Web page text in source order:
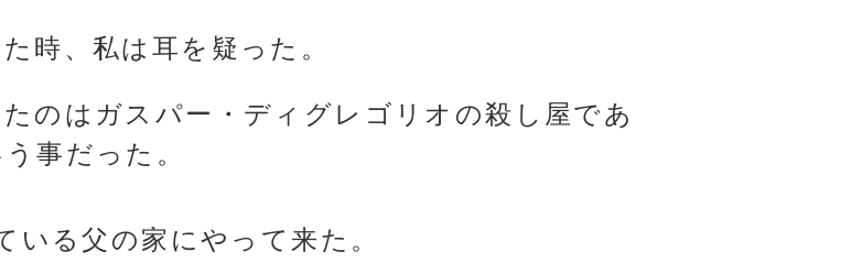
時、私は耳を疑った。
のはガスパー・ディグレゴリオの殺し屋であ
事だった。
る父の家にやって来た。